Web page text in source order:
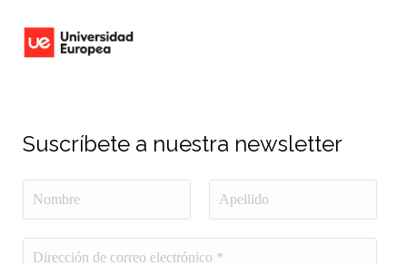
Suscríbete a nuestra newsletter